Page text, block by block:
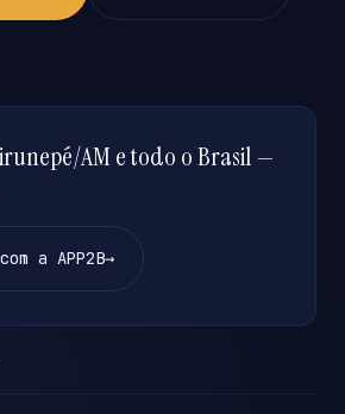
AM e todo o Brasil —
a APP2B→